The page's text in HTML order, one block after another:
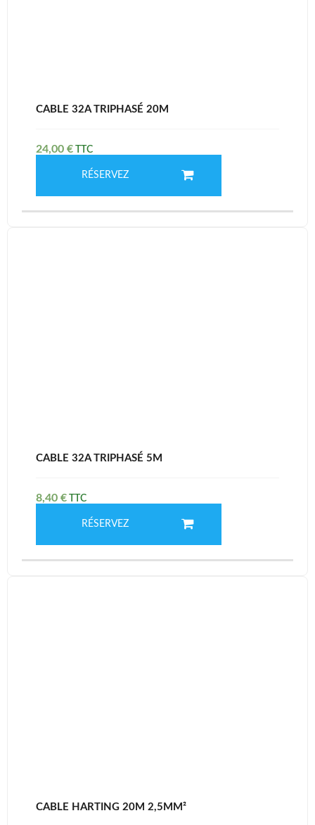
CABLE 32A TRIPHASÉ 20M
24,00 €
RÉSERVEZ
CABLE 32A TRIPHASÉ 5M
8,40 €
RÉSERVEZ
CABLE HARTING 20M 2,5MM²